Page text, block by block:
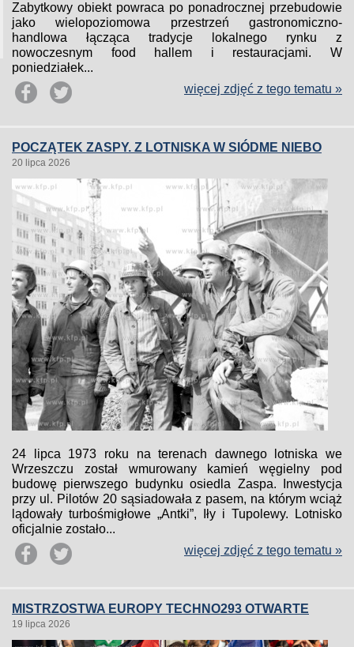
Zabytkowy obiekt powraca po ponadrocznej przebudowie
jako wielopoziomowa przestrzeń gastronomiczno-
handlowa łącząca tradycje lokalnego rynku z
nowoczesnym food hallem i restauracjami. W
poniedziałek...
więcej zdjęć z tego tematu »
POCZĄTEK ZASPY. Z LOTNISKA W SIÓDME NIEBO
20 lipca 2026
24 lipca 1973 roku na terenach dawnego lotniska we
Wrzeszczu został wmurowany kamień węgielny pod
budowę pierwszego budynku osiedla Zaspa. Inwestycja
przy ul. Pilotów 20 sąsiadowała z pasem, na którym wciąż
lądowały turbośmigłowe „Antki”, Iły i Tupolewy. Lotnisko
oficjalnie zostało...
więcej zdjęć z tego tematu »
MISTRZOSTWA EUROPY TECHNO293 OTWARTE
19 lipca 2026